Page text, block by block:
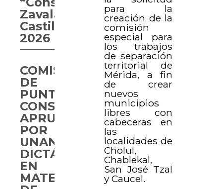
para la
creación de la
comisión
especial para
los trabajos
de separación
territorial de
Mérida, a fin
de crear
nuevos
municipios
libres con
cabeceras en
las
localidades de
Cholul,
Chablekal,
San José Tzal
y Caucel.
Zavala
Castillo”
2026
COMISIÓN
DE
PUNTOS
CONSTITUCIONALES
APRUEBA
POR
UNANIMIDAD
DICTÁMENES
EN
MATERIA